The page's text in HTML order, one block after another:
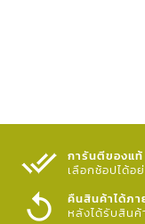
การันตีของแท้
เลือกช้อปได้อ
คืนสินค้าได้ภา
หลังได้รับสินค้